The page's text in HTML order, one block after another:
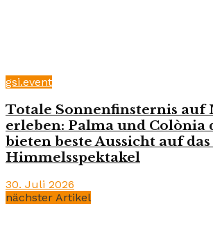
gsi.event
Totale Sonnenfinsternis auf
erleben: Palma und Colònia
bieten beste Aussicht auf
Himmelsspektakel
30. Juli 2026
nächster Artikel